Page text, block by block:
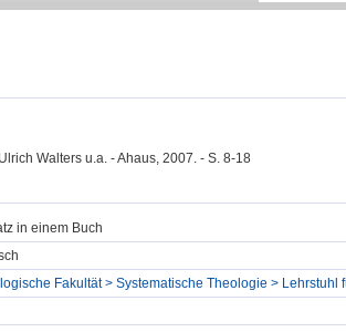
Walters u.a. - Ahaus, 2007. - S. 8-18
in einem Buch
Fakultät > Systematische Theologie > Lehrstuhl